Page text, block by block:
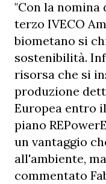
"Con la nomina
terzo IVECO
biometano si
sostenibilità.
risorsa che si
produzione
Europea entro
piano
un vantaggio
all'ambiente,
commentato